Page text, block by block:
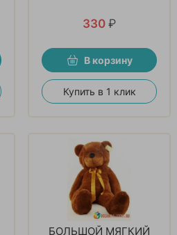
330 ₽
В корзину
Купить в 1 клик
БОЛЬШОЙ МЯГКИЙ